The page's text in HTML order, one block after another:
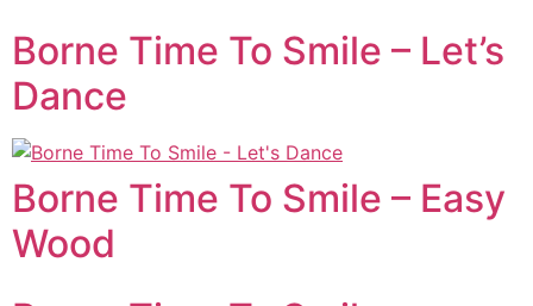
Borne Time To Smile – Let’s
Dance
Borne Time To Smile – Easy
Wood